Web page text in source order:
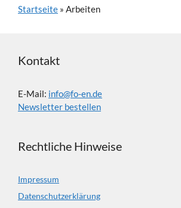
Startseite » Arbeiten
Kontakt
E-Mail: info@fo-en.de
Newsletter bestellen
Rechtliche Hinweise
Impressum
Datenschutzerklärung